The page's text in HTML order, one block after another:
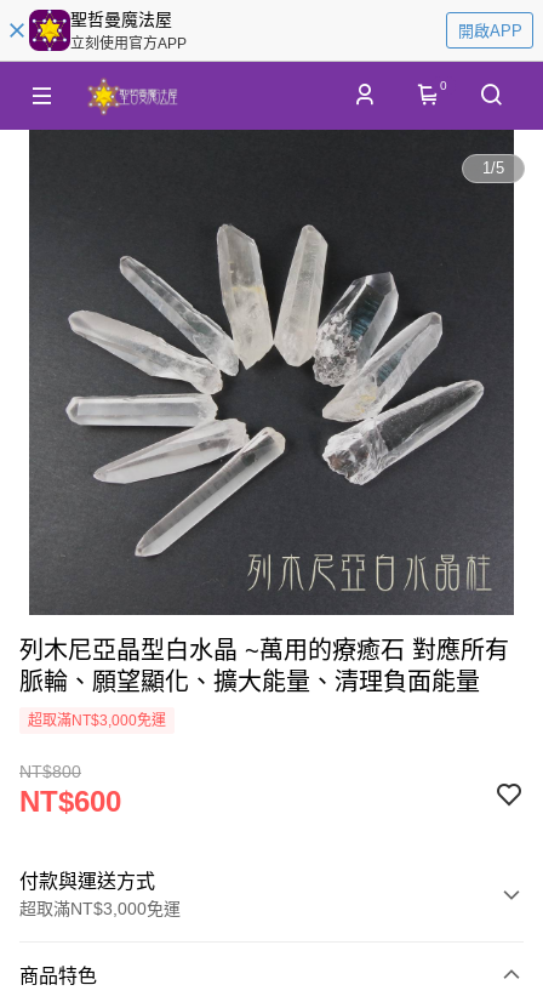
聖哲曼魔法屋
立刻使用官方APP
開啟APP
0
1/5
列木尼亞晶型白水晶 ~萬用的療癒石 對應所有
脈輪、願望顯化、擴大能量、清理負面能量
超取滿NT$3,000免運
NT$800
NT$600
付款與運送方式
超取滿NT$3,000免運
信用卡一次付款
商品特色